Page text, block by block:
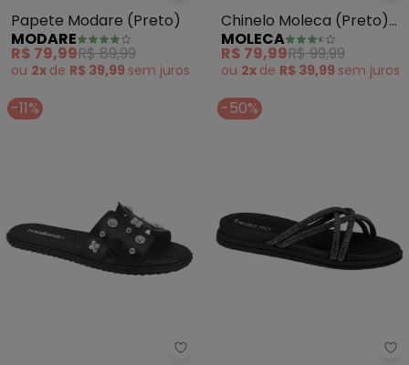
Papete Modare (Preto)
MODARE
R$ 79,99R$ 89,99
ou 2x de R$ 39,99 sem juros
Chinelo Moleca (Preto)
em Sintético
MOLECA
R$ 79,99R$ 99,99
ou 2x de R$ 39,99 sem juros
-11%
Moleca - Chinelo Moleca
-50%